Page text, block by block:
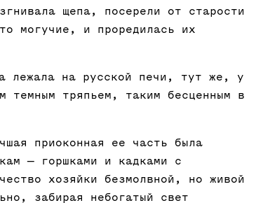
щепа, посерели от старости
могучие, и проредилась их
лежала на русской печи, тут же, у
темным тряпьем, таким бесценным в
приоконная ее часть была
— горшками и кадками с
хозяйки безмолвной, но живой
забирая небогатый свет